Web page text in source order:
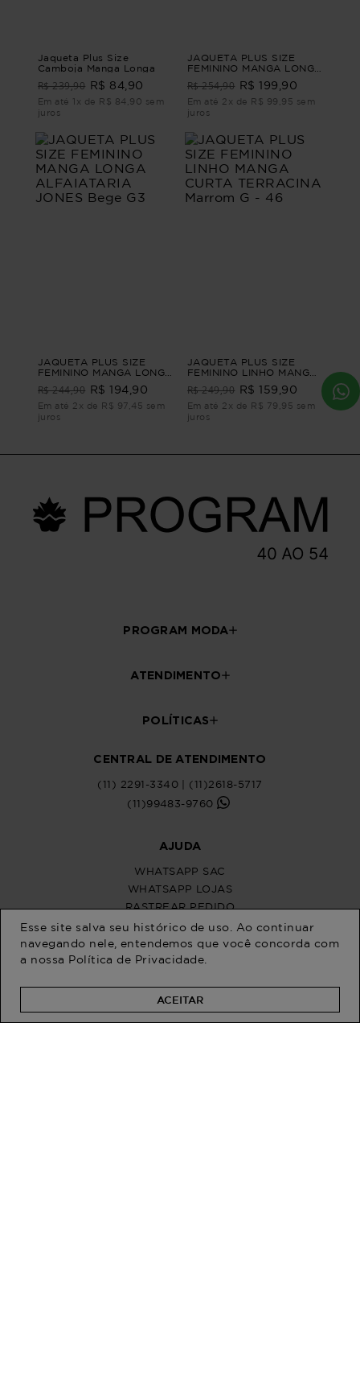
Jaqueta Plus Size
Camboja Manga Longa
R$ 239,90 R$ 84,90
Em até 1x de R$ 84,90 sem
juros
JAQUETA PLUS SIZE
FEMININO MANGA LONGA
ALFAIATARIA ABRIGO
Bege G
R$ 254,90 R$ 199,90
Em até 2x de R$ 99,95 sem
juros
JAQUETA PLUS SIZE
FEMININO MANGA LONGA
ALFAIATARIA JONES
Bege G3
R$ 244,90 R$ 194,90
Em até 2x de R$ 97,45 sem
juros
JAQUETA PLUS SIZE
FEMININO LINHO MANGA
CURTA TERRACINA
Marrom G - 46
R$ 249,90 R$ 159,90
Em até 2x de R$ 79,95 sem
juros
Esse site salva seu histórico de uso. Ao continuar
navegando nele, entendemos que você concorda com
a nossa Política de Privacidade
ACEITAR